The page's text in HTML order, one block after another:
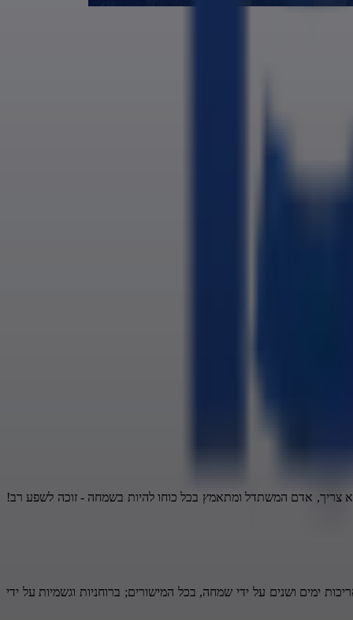
צריך, אדם המשתדל ומתאמץ בכל כוחו להיות בשמחה - זוכה לשפע רב!
ימים ושנים על ידי שמחה, בכל המישורים; ברוחניות וגשמיות על ידי